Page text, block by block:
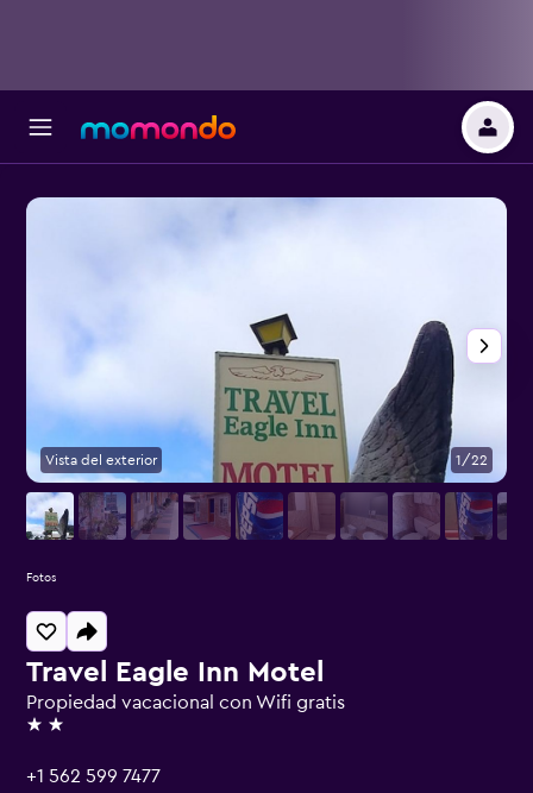
Travel Eagle Inn Motel
Propiedad vacacional con Wifi gratis
2 estrellas
+1 562 599 7477
Vista del exterior 1/22
Fotos